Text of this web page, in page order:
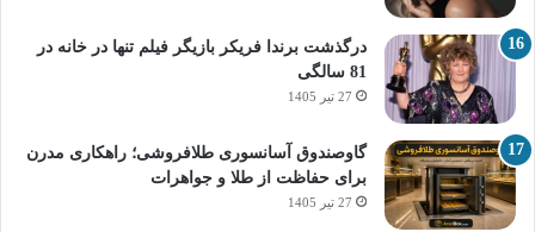
درگذشت برندا فریکر بازیگر فیلم تنها در خانه در
81 سالگی
27 تیر 1405
گاوصندوق آسانسوری طلافروشی؛ راهکاری مدرن
برای حفاظت از طلا و جواهرات
27 تیر 1405